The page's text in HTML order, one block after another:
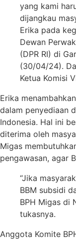
yang kami
dijangkau
Erika pada
Dewan
(DPR RI) di
(30/04/24).
Ketua Komisi
Erika
dalam penyediaan
Indonesia. Hal ini
diterima oleh
Migas
pengawasan, agar
“Jika
BBM subsidi
BPH Migas di
tukasnya.
Anggota Komite